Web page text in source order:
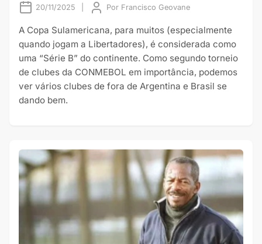
20/11/2025 Por Francisco Geovane
A Copa Sulamericana, para muitos (especialmente
quando jogam a Libertadores), é considerada como
uma “Série B” do continente. Como segundo torneio
de clubes da CONMEBOL em importância, podemos
ver vários clubes de fora de Argentina e Brasil se
dando bem.